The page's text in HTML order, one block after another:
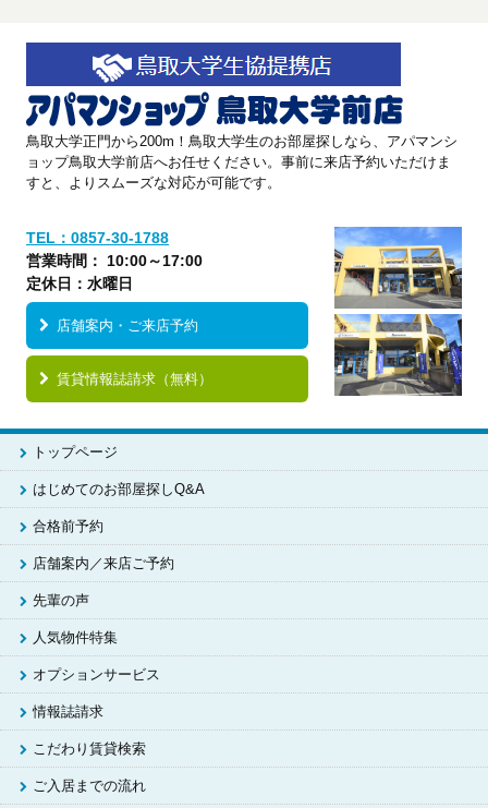
鳥取大学正門から200m！鳥取大学生のお部屋探しなら、アパマンシ
ョップ鳥取大学前店へお任せください。事前に来店予約いただけま
すと、よりスムーズな対応が可能です。
TEL：0857-30-1788
営業時間： 10:00～17:00
定休日：水曜日
店舗案内・ご来店予約
賃貸情報誌請求（無料）
トップページ
はじめてのお部屋探しQ&A
合格前予約
店舗案内／来店ご予約
先輩の声
人気物件特集
オプションサービス
情報誌請求
こだわり賃貸検索
ご入居までの流れ